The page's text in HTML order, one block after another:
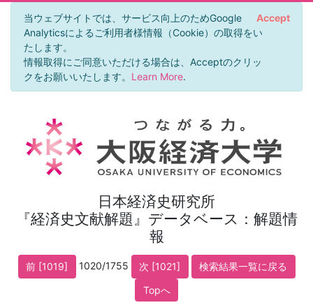
当ウェブサイトでは、サービス向上のためGoogle
Analyticsによるご利用者様情報（Cookie）の取得をい
たします。
情報取得にご同意いただける場合は、Acceptのクリッ
クをお願いいたします。 Learn More.
Accept
日本経済史研究所
『経済史文献解題』データベース：解題情
報
前 [1019] 1020/1755 次 [1021]
検索結果一覧に戻る
Topへ